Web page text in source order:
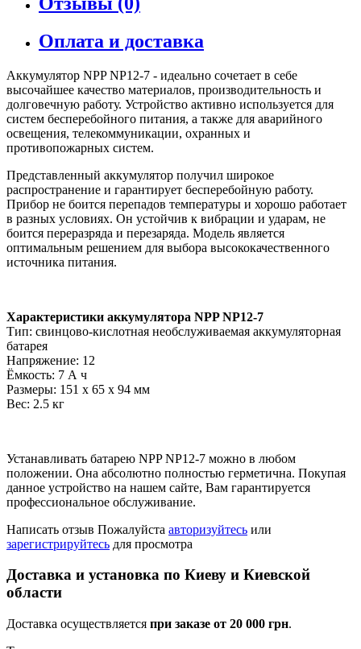
Оплата и доставка
Аккумулятор NPP NP12-7 - идеально сочетает в себе
высочайшее качество материалов, производительность и
долговечную работу. Устройство активно используется для
систем бесперебойного питания, а также для аварийного
освещения, телекоммуникации, охранных и
противопожарных систем.
Представленный аккумулятор получил широкое
распространение и гарантирует бесперебойную работу.
Прибор не боится перепадов температуры и хорошо работает
в разных условиях. Он устойчив к вибрации и ударам, не
боится переразряда и перезаряда. Модель является
оптимальным решением для выбора высококачественного
источника питания.
Характеристики аккумулятора NPP NP12-7
Тип: свинцово-кислотная необслуживаемая аккумуляторная
батарея
Напряжение: 12
Ёмкость: 7 А ч
Размеры: 151 х 65 х 94 мм
Вес: 2.5 кг
Устанавливать батарею NPP NP12-7 можно в любом
положении. Она абсолютно полностью герметична. Покупая
данное устройство на нашем сайте, Вам гарантируется
профессиональное обслуживание.
Написать отзыв Пожалуйста авторизуйтесь или
зарегистрируйтесь для просмотра
Доставка и установка по Киеву и Киевской
области
Доставка осуществляется при заказе от 20 000 грн.